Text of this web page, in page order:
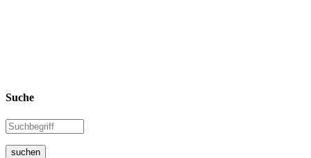
Suche
suchen